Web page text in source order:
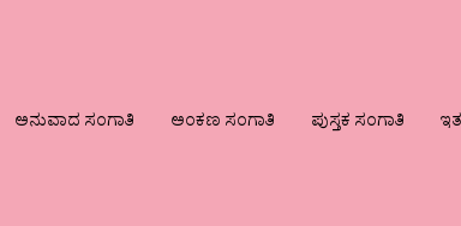
ಅನುವಾದ ಸಂಗಾತಿ ಅಂಕಣ ಸಂಗಾತಿ ಪುಸ್ತಕ ಸಂಗಾತಿ